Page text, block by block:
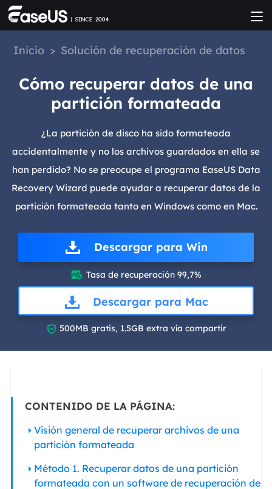
Inicio > Solución de recuperación de datos
Cómo recuperar datos de una
partición formateada
¿La partición de disco ha sido formateada
accidentalmente y no los archivos guardados en ella se
han perdido? No se preocupe el programa EaseUS Data
Recovery Wizard puede ayudar a recuperar datos de la
partición formateada tanto en Windows como en Mac.
Descargar para Win
 Tasa de recuperación 99,7%
Descargar para Mac
 500MB gratis, 1.5GB extra vía compartir
CONTENIDO DE LA PÁGINA:
Visión general de recuperar archivos de una
partición formateada
Método 1. Recuperar datos de una partición
formateada con un software de recuperación de